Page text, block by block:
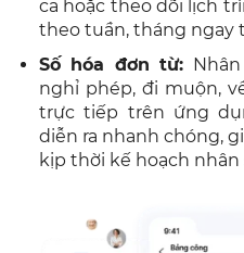
ca hoặc theo dõi lịch
theo tuần, tháng ngay
Số hóa đơn từ:
nghỉ phép, đi muộn,
trực tiếp trên ứng
diễn ra nhanh chóng,
kịp thời kế hoạch